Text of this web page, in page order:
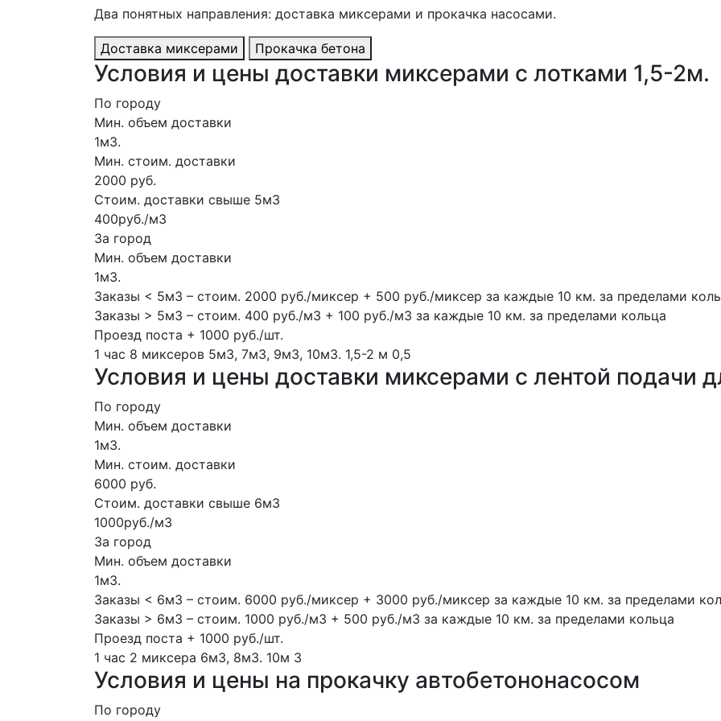
Два понятных направления: доставка миксерами и прокачка насосами.
Доставка миксерами Прокачка бетона
Условия и цены доставки миксерами с лотками 1,5-2м.
По городу
Мин. объем доставки
1м3.
Мин. стоим. доставки
2000 руб.
Стоим. доставки свыше 5м3
400руб./м3
За город
Мин. объем доставки
1м3.
Заказы < 5м3 – стоим. 2000 руб./миксер + 500 руб./миксер за каждые 10 км. за пределами
Заказы > 5м3 – стоим. 400 руб./м3 + 100 руб./м3 за каждые 10 км. за пределами кольца
Проезд поста + 1000 руб./шт.
1 час 8 миксеров 5м3, 7м3, 9м3, 10м3. 1,5-2 м 0,5
Условия и цены доставки миксерами с лентой подачи
По городу
Мин. объем доставки
1м3.
Мин. стоим. доставки
6000 руб.
Стоим. доставки свыше 6м3
1000руб./м3
За город
Мин. объем доставки
1м3.
Заказы < 6м3 – стоим. 6000 руб./миксер + 3000 руб./миксер за каждые 10 км. за пределами
Заказы > 6м3 – стоим. 1000 руб./м3 + 500 руб./м3 за каждые 10 км. за пределами кольца
Проезд поста + 1000 руб./шт.
1 час 2 миксера 6м3, 8м3. 10м 3
Условия и цены на прокачку автобетононасосом
По городу